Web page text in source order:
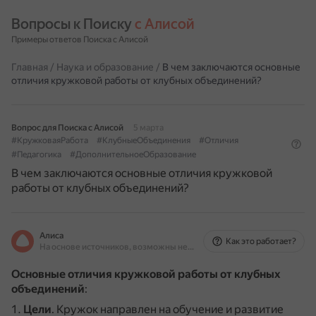
Вопросы к Поиску с Алисой
Примеры ответов Поиска с Алисой
Главная / Наука и образование / В чем заключаются основные
отличия кружковой работы от клубных объединений?
Вопрос для Поиска с Алисой
5 марта
#КружковаяРабота
#КлубныеОбъединения
#Отличия
#Педагогика
#ДополнительноеОбразование
В чем заключаются основные отличия кружковой
работы от клубных объединений?
Алиса
На основе источников, возможны неточности
Как это работает?
Основные отличия кружковой работы от клубных
объединений:
Цели. Кружок направлен на обучение и развитие